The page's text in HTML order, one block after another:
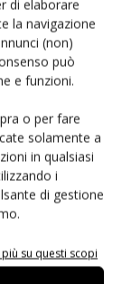
di elaborare
la navigazione
(non)
può
e funzioni.
o per fare
solamente a
in qualsiasi
i
di gestione
su questi scopi